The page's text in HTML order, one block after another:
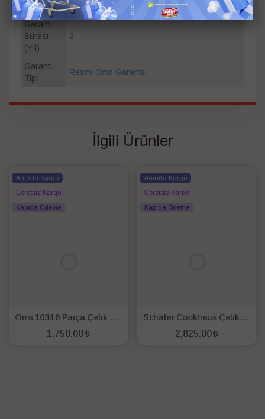
Renk
Antrasit
Garanti
Süresi
(Yıl)
2
Garanti
Tipi
Resmi Oms Garantili
İlgili Ürünler
Anında Kargo
Ücretsiz Kargo
Kapıda Ödeme
Oms 1034 6 Parça Çelik Sahan Seti Kırmızı
1,750.00
Anında Kargo
Ücretsiz Kargo
Kapıda Ödeme
Schafer Cookhaus Çelik Sahan Seti-6 Parça-Gümüş
2,825.00